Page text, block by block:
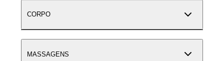
CORPO
MASSAGENS